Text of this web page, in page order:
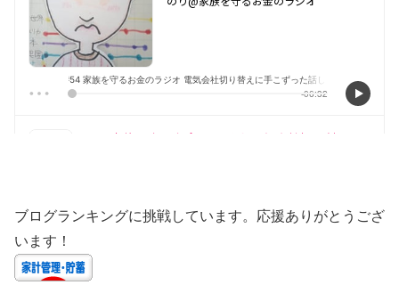
ブログランキングに挑戦しています。応援ありがとうござ
います！